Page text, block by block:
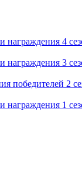
награждения 4
награждения 3
победителей 2
награждения 1